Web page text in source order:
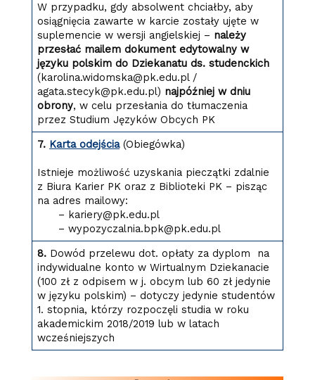
W przypadku, gdy absolwent chciałby, aby
osiągnięcia zawarte w karcie zostały ujęte w
suplemencie w wersji angielskiej – należy
przesłać mailem dokument edytowalny w
języku polskim do Dziekanatu ds. studenckich
(karolina.widomska@pk.edu.pl /
agata.stecyk@pk.edu.pl) najpóźniej w dniu
obrony, w celu przesłania do tłumaczenia
przez Studium Języków Obcych PK
7. Karta odejścia(Obiegówka)
Istnieje możliwość uzyskania pieczątki zdalnie
z Biura Karier PK oraz z Biblioteki PK – pisząc
na adres mailowy:
– kariery@pk.edu.pl
– wypozyczalnia.bpk@pk.edu.pl
8. Dowód przelewu dot. opłaty za dyplom na
indywidualne konto w Wirtualnym Dziekanacie
(100 zł z odpisem w j. obcym lub 60 zł jedynie
w języku polskim) – dotyczy jedynie studentów
1. stopnia, którzy rozpoczęli studia w roku
akademickim 2018/2019 lub w latach
wcześniejszych